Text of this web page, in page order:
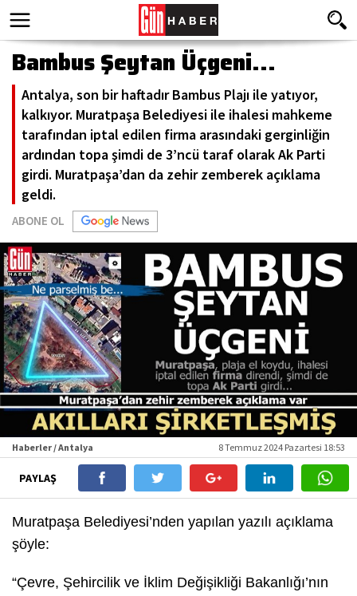
Bambus Şeytan Üçgeni...
Antalya, son bir haftadır Bambus Plajı ile yatıyor,
kalkıyor. Muratpaşa Belediyesi ile ihalesi mahkeme
tarafından iptal edilen firma arasındaki gerginliğin
ardından topa şimdi de 3’ncü taraf olarak Ak Parti
girdi. Muratpaşa’dan da zehir zemberek açıklama
geldi.
ABONE OL
Haberler / Antalya 8 Temmuz 2024 Pazartesi 18:53
PAYLAŞ
Muratpaşa Belediyesi’nden yapılan yazılı açıklama
şöyle:
“Çevre, Şehircilik ve İklim Değişikliği Bakanlığı’nın